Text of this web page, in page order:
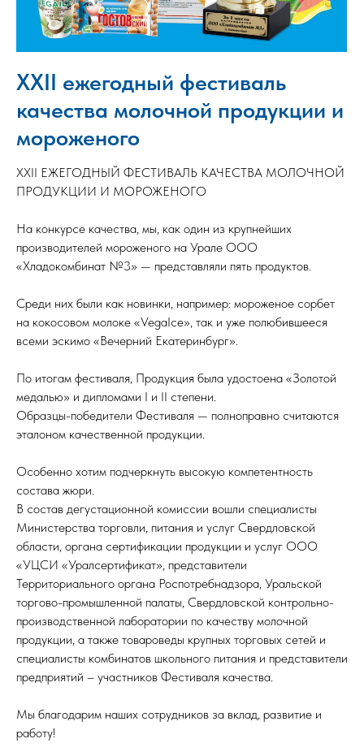
XXII ежегодный фестиваль
качества молочной продукции и
мороженого
XХII ЕЖЕГОДНЫЙ ФЕСТИВАЛЬ КАЧЕСТВА МОЛОЧНОЙ
ПРОДУКЦИИ И МОРОЖЕНОГО
На конкурсе качества, мы, как один из крупнейших
производителей мороженого на Урале ООО
«Хладокомбинат №3» — представляли пять продуктов.
Среди них были как новинки, например: мороженое сорбет
на кокосовом молоке «VegaIce», так и уже полюбившееся
всеми эскимо «Вечерний Екатеринбург».
По итогам фестиваля, Продукция была удостоена «Золотой
медалью» и дипломами I и II степени.
Образцы-победители Фестиваля — полноправно считаются
эталоном качественной продукции.
Особенно хотим подчеркнуть высокую компетентность
состава жюри.
В состав дегустационной комиссии вошли специалисты
Министерства торговли, питания и услуг Свердловской
области, органа сертификации продукции и услуг ООО
«УЦСИ «Уралсертификат», представители
Территориального органа Роспотребнадзора, Уральской
торгово-промышленной палаты, Свердловской контрольно-
производственной лаборатории по качеству молочной
продукции, а также товароведы крупных торговых сетей и
специалисты комбинатов школьного питания и представители
предприятий – участников Фестиваля качества.
Мы благодарим наших сотрудников за вклад, развитие и
работу!